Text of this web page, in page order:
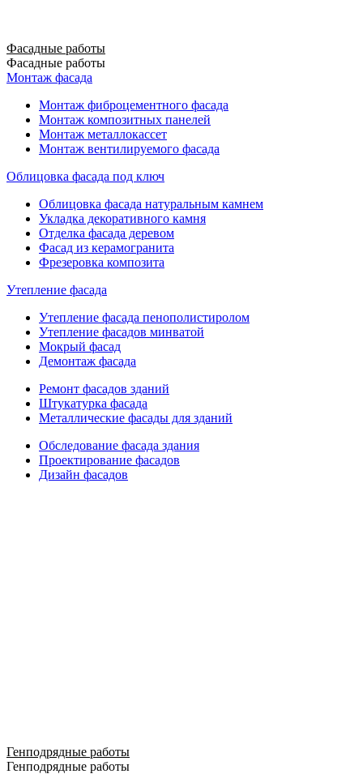
Фасадные работы
Фасадные работы
Монтаж фасада
Монтаж фиброцементного фасада
Монтаж композитных панелей
Монтаж металлокассет
Монтаж вентилируемого фасада
Облицовка фасада под ключ
Облицовка фасада натуральным камнем
Укладка декоративного камня
Отделка фасада деревом
Фасад из керамогранита
Фрезеровка композита
Утепление фасада
Утепление фасада пенополистиролом
Утепление фасадов минватой
Мокрый фасад
Демонтаж фасада
Ремонт фасадов зданий
Штукатурка фасада
Металлические фасады для зданий
Обследование фасада здания
Проектирование фасадов
Дизайн фасадов
Генподрядные работы
Генподрядные работы